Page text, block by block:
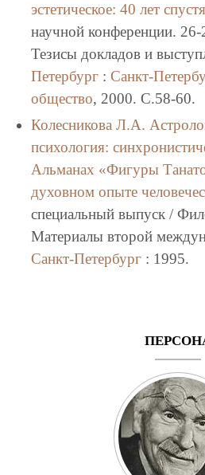
эстетическое: 40 лет
научной конференции. 26-
Тезисы докладов и
Петербург: Санкт-
общество, 2000. C.58-60.
Колесникова Л.А.
психология:
Альманах «Фигуры
духовном опыте
специальный выпуск /
Материалы второй
Санкт-Петербург: 1995.